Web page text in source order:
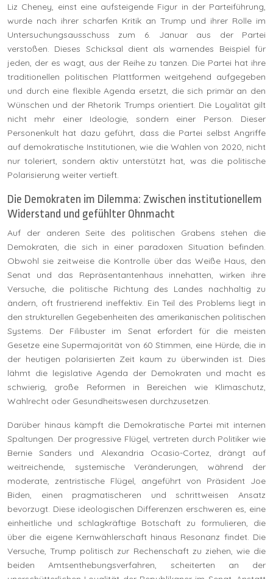
Liz Cheney, einst eine aufsteigende Figur in der Parteiführung,
wurde nach ihrer scharfen Kritik an Trump und ihrer Rolle im
Untersuchungsausschuss zum 6. Januar aus der Partei
verstoßen. Dieses Schicksal dient als warnendes Beispiel für
jeden, der es wagt, aus der Reihe zu tanzen. Die Partei hat ihre
traditionellen politischen Plattformen weitgehend aufgegeben
und durch eine flexible Agenda ersetzt, die sich primär an den
Wünschen und der Rhetorik Trumps orientiert. Die Loyalität gilt
nicht mehr einer Ideologie, sondern einer Person. Dieser
Personenkult hat dazu geführt, dass die Partei selbst Angriffe
auf demokratische Institutionen, wie die Wahlen von 2020, nicht
nur toleriert, sondern aktiv unterstützt hat, was die politische
Polarisierung weiter vertieft.
Die Demokraten im Dilemma: Zwischen institutionellem
Widerstand und gefühlter Ohnmacht
Auf der anderen Seite des politischen Grabens stehen die
Demokraten, die sich in einer paradoxen Situation befinden.
Obwohl sie zeitweise die Kontrolle über das Weiße Haus, den
Senat und das Repräsentantenhaus innehatten, wirken ihre
Versuche, die politische Richtung des Landes nachhaltig zu
ändern, oft frustrierend ineffektiv. Ein Teil des Problems liegt in
den strukturellen Gegebenheiten des amerikanischen politischen
Systems. Der Filibuster im Senat erfordert für die meisten
Gesetze eine Supermajorität von 60 Stimmen, eine Hürde, die in
der heutigen polarisierten Zeit kaum zu überwinden ist. Dies
lähmt die legislative Agenda der Demokraten und macht es
schwierig, große Reformen in Bereichen wie Klimaschutz,
Wahlrecht oder Gesundheitswesen durchzusetzen.
Darüber hinaus kämpft die Demokratische Partei mit internen
Spaltungen. Der progressive Flügel, vertreten durch Politiker wie
Bernie Sanders und Alexandria Ocasio-Cortez, drängt auf
weitreichende, systemische Veränderungen, während der
moderate, zentristische Flügel, angeführt von Präsident Joe
Biden, einen pragmatischeren und schrittweisen Ansatz
bevorzugt. Diese ideologischen Differenzen erschweren es, eine
einheitliche und schlagkräftige Botschaft zu formulieren, die
über die eigene Kernwählerschaft hinaus Resonanz findet. Die
Versuche, Trump politisch zur Rechenschaft zu ziehen, wie die
beiden Amtsenthebungsverfahren, scheiterten an der